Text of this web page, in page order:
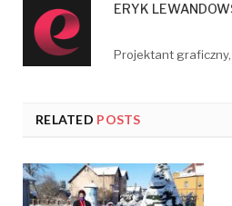
ERYK
Projektant
RELATED POSTS